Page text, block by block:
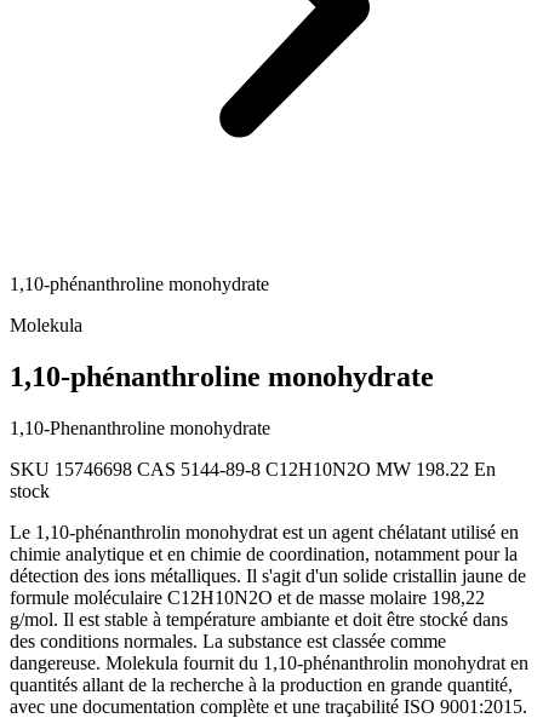
1,10-phénanthroline monohydrate
Molekula
1,10-phénanthroline monohydrate
1,10-Phenanthroline monohydrate
SKU 15746698 CAS 5144-89-8 C12H10N2O MW 198.22 En
stock
Le 1,10-phénanthrolin monohydrat est un agent chélatant utilisé en
chimie analytique et en chimie de coordination, notamment pour la
détection des ions métalliques. Il s'agit d'un solide cristallin jaune de
formule moléculaire C12H10N2O et de masse molaire 198,22
g/mol. Il est stable à température ambiante et doit être stocké dans
des conditions normales. La substance est classée comme
dangereuse. Molekula fournit du 1,10-phénanthrolin monohydrat en
quantités allant de la recherche à la production en grande quantité,
avec une documentation complète et une traçabilité ISO 9001:2015.